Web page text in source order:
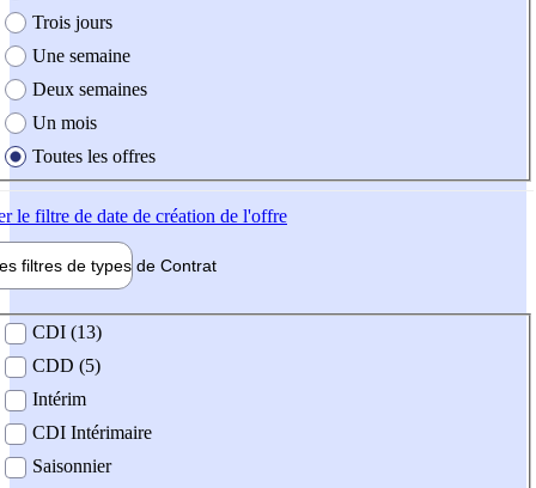
Trois jours
Une semaine
Deux semaines
Un mois
Toutes les offres
le filtre de date de création de l'offre
filtres de types de Contrat
contrat
CDI (13)
CDD (5)
Intérim
CDI Intérimaire
Saisonnier